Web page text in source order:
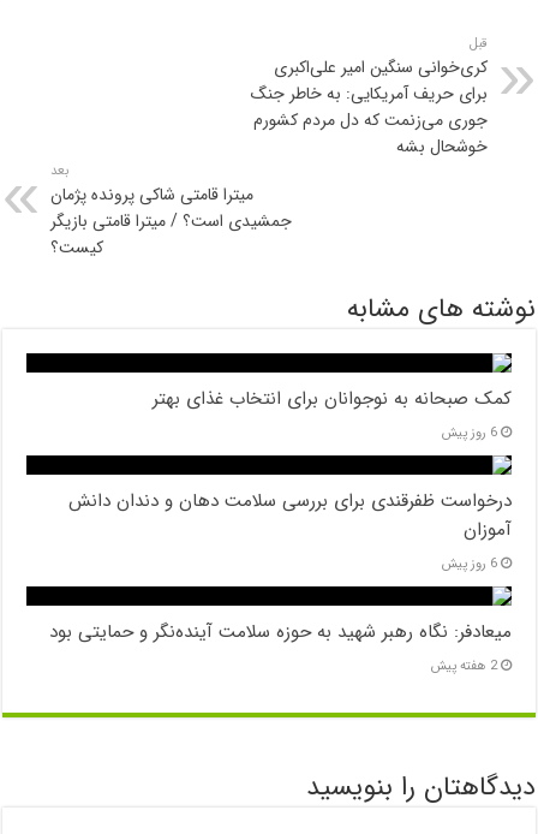
قبل
کری‌خوانی سنگین امیر علی‌اکبری
برای حریف آمریکایی: به خاطر جنگ
جوری می‌زنمت که دل مردم کشورم
خوشحال بشه
بعد
میترا قامتی شاکی پرونده پژمان
جمشیدی است؟ / میترا قامتی بازیگر
کیست؟
نوشته های مشابه
کمک صبحانه به نوجوانان برای انتخاب غذای بهتر
6 روز پیش
درخواست ظفرقندی برای بررسی سلامت دهان و دندان دانش
آموزان
6 روز پیش
میعادفر: نگاه رهبر شهید به حوزه سلامت آینده‌نگر و حمایتی بود
2 هفته پیش
دیدگاهتان را بنویسید